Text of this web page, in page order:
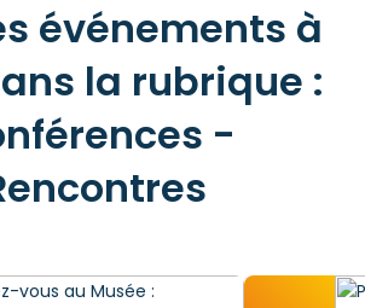
événements à
la rubrique :
-